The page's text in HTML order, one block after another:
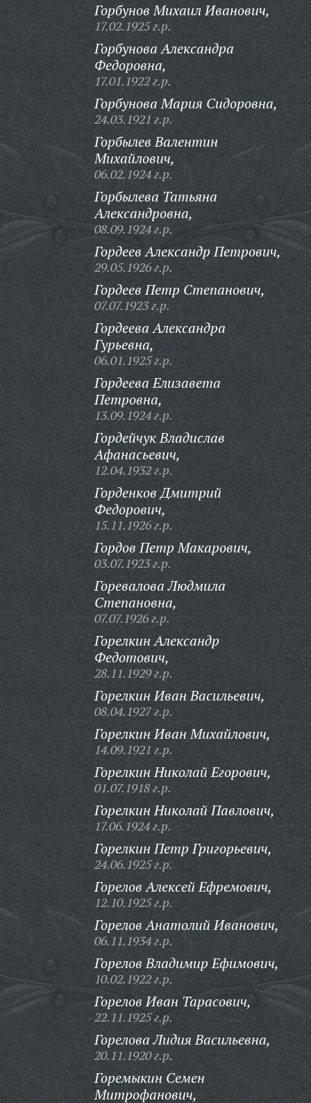
Горбунов Михаил Иванович,
17.02.1925 г.р.
Горбунова Александра
Федоровна,
17.01.1922 г.р.
Горбунова Мария Сидоровна,
24.03.1921 г.р.
Горбылев Валентин
Михайлович,
06.02.1924 г.р.
Горбылева Татьяна
Александровна,
08.09.1924 г.р.
Гордеев Александр Петрович,
29.05.1926 г.р.
Гордеев Петр Степанович,
07.07.1923 г.р.
Гордеева Александра
Гурьевна,
06.01.1925 г.р.
Гордеева Елизавета
Петровна,
13.09.1924 г.р.
Гордейчук Владислав
Афанасьевич,
12.04.1932 г.р.
Горденков Дмитрий
Федорович,
15.11.1926 г.р.
Гордов Петр Макарович,
03.07.1923 г.р.
Горевалова Людмила
Степановна,
07.07.1926 г.р.
Горелкин Александр
Федотович,
28.11.1929 г.р.
Горелкин Иван Васильевич,
08.04.1927 г.р.
Горелкин Иван Михайлович,
14.09.1921 г.р.
Горелкин Николай Егорович,
01.07.1918 г.р.
Горелкин Николай Павлович,
17.06.1924 г.р.
Горелкин Петр Григорьевич,
24.06.1925 г.р.
Горелов Алексей Ефремович,
12.10.1925 г.р.
Горелов Анатолий Иванович,
06.11.1934 г.р.
Горелов Владимир Ефимович,
10.02.1922 г.р.
Горелов Иван Тарасович,
22.11.1925 г.р.
Горелова Лидия Васильевна,
20.11.1920 г.р.
Горемыкин Семен
Митрофанович,